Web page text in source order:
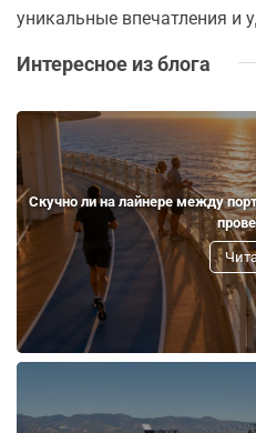
уникальные впечатления и
Интересное из блога
Скучно ли на лайнере между